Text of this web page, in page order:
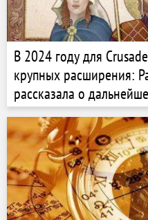
В 2024 году для
крупных расширения:
рассказала о